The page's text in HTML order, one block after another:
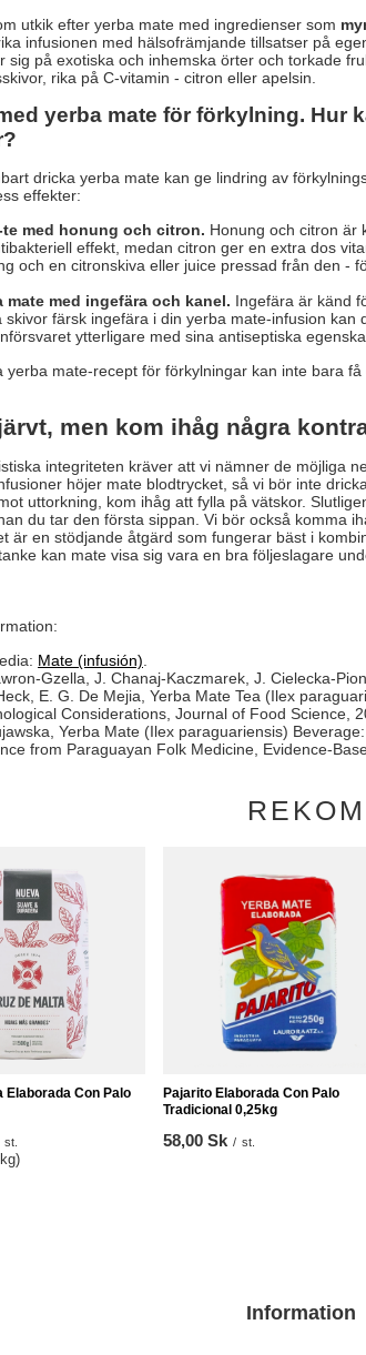
utkik efter yerba mate med ingredienser som
infusionen med hälsofrämjande tillsatser på
sig på exotiska och inhemska örter och torkade
rika på C-vitamin - citron eller apelsin.
yerba mate för förkylning. Hur
dricka yerba mate kan ge lindring av
effekter:
te med honung och citron. Honung och citron är
effekt, medan citron ger en extra dos
och en citronskiva eller juice pressad från den -
mate med ingefära och kanel. Ingefära är känd
skivor färsk ingefära i din yerba mate-infusion
ytterligare med sina antiseptiska
yerba mate-recept för förkylningar kan inte bara
men kom ihåg några
integriteten kräver att vi nämner de möjliga
höjer mate blodtrycket, så vi bör inte
uttorkning, kom ihåg att fylla på vätskor.
du tar den första sippan. Vi bör också komma
är en stödjande åtgärd som fungerar bäst i
kan mate visa sig vara en bra följeslagare
Mate (infusión)
Gzella, J. Chanaj-Kaczmarek, J. Cielecka-
E. G. De Mejia, Yerba Mate Tea (Ilex
Considerations, Journal of Food Science,
Yerba Mate (Ilex paraguariensis)
from Paraguayan Folk Medicine, Evidence-
Elaborada Con Palo
st.
)
Pajarito Elaborada Con Palo
Tradicional 0,25kg
58,00 Sk / st.
Information